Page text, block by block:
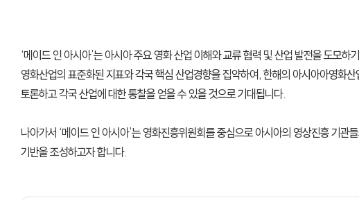
‘메이드 인 아시아’는 아시아 주요 영화 산업 이해와 교류 협력 및 산업 발전을 도모
영화산업의 표준화된 지표와 각국 핵심 산업경향을 집약하여, 한해의 아시아아영화
토론하고 각국 산업에 대한 통찰을 얻을 수 있을 것으로 기대됩니다.
나아가서 ‘메이드 인 아시아’는 영화진흥위원회를 중심으로 아시아의 영상진흥 기
기반을 조성하고자 합니다.